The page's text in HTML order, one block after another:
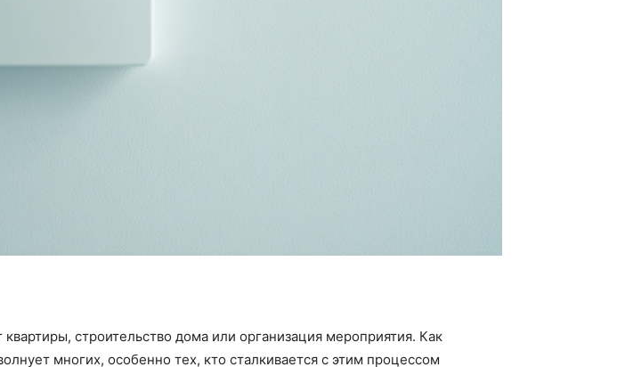
строительство дома или организация мероприятия. Как
многих, особенно тех, кто сталкивается с этим процессом